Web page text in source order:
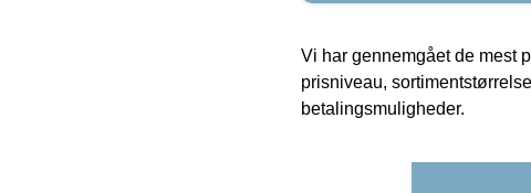
Vi har gennemgået de mest
prisniveau,
betalingsmuligheder.